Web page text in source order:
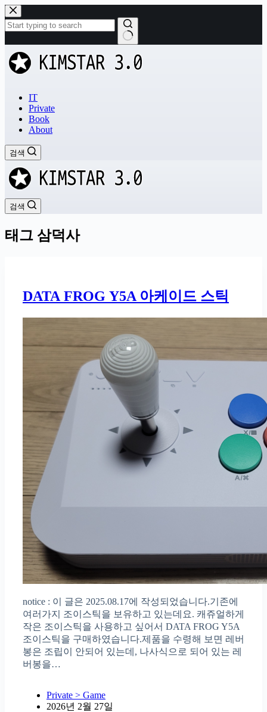
본
문
으
로
건
너
과
없
IT
Private
Book
About
검색
검색
태그 삼덕사
DATA FROG Y5A 아케이드 스틱
notice : 이 글은 2025.08.17에 작성되었습니다.기존에
여러가지 조이스틱을 보유하고 있는데요. 캐쥬얼하게
작은 조이스틱을 사용하고 싶어서 DATA FROG Y5A
조이스틱을 구매하였습니다.제품을 수령해 보면 레버
봉은 조립이 안되어 있는데, 나사식으로 되어 있는 레
버봉을…
Private > Game
2026년 2월 27일